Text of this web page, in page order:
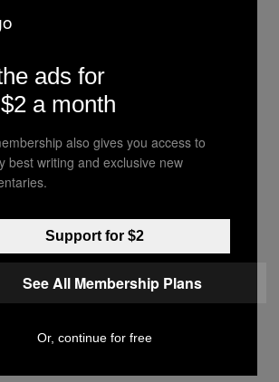
Full Gamer With Its
Peak Pro
| Reviewed byYsolt Usigan
NINTENDO
and Adidas Just
New Sneakers For
ads for
a month
also gives you access to
best writing and exclusive new
Support for $2
See All Membership Plans
Or, continue for free